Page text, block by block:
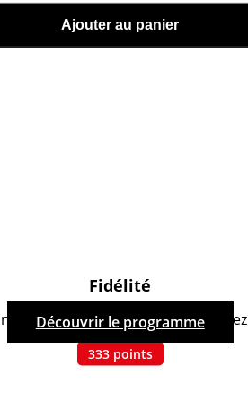
Ajouter au panier
Fidélité
achetant ce produit, vous cumulez
333 points
Découvrir le programme